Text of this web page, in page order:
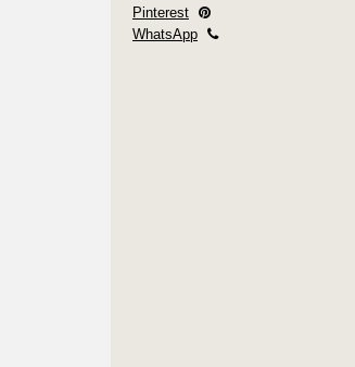
Pinterest
WhatsApp